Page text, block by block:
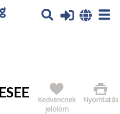
További tájékoztatás itt:
Nyomtatás
Kedvencnek
jelölöm